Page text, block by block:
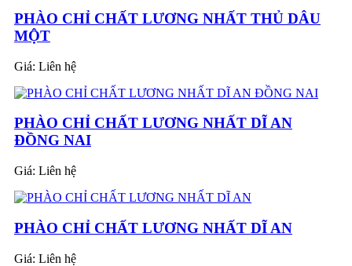
PHÀO CHỈ CHẤT LƯƠNG NHẤT THỦ DÂU
MỘT
Giá: Liên hệ
PHÀO CHỈ CHẤT LƯƠNG NHẤT DĨ AN
ĐỒNG NAI
Giá: Liên hệ
PHÀO CHỈ CHẤT LƯƠNG NHẤT DĨ AN
Giá: Liên hệ